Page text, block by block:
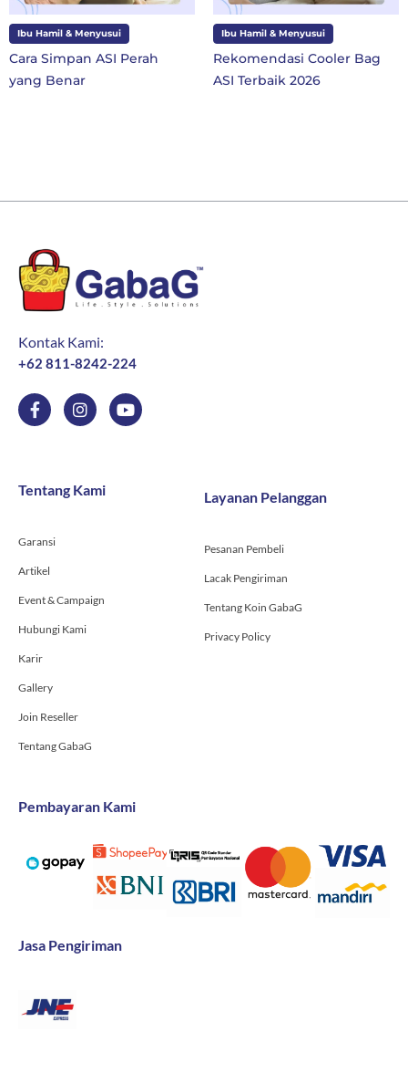
Ibu Hamil & Menyusui
Rekomendasi Cooler Bag
ASI Terbaik 2026
Ibu dan Anak
10 Perlengkapan Sekolah
SD Kelas 1 di Tahun Ajaran
Kontak Kami:
+62 811-8242-224
F
a
o
f
I
n
g
r
Y
o
Tentang Kami
Garansi
Artikel
Event & Campaign
Hubungi Kami
Karir
Gallery
Join Reseller
Tentang GabaG
Layanan Pelanggan
Pesanan Pembeli
Lacak Pengiriman
Tentang Koin GabaG
Privacy Policy
Pembayaran Kami
Jasa Pengiriman